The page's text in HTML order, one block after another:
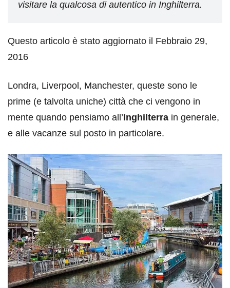
visitare la qualcosa di autentico in Inghilterra.
Questo articolo è stato aggiornato il Febbraio 29,
2016
Londra, Liverpool, Manchester, queste sono le
prime (e talvolta uniche) città che ci vengono in
mente quando pensiamo all’Inghilterra in generale,
e alle vacanze sul posto in particolare.